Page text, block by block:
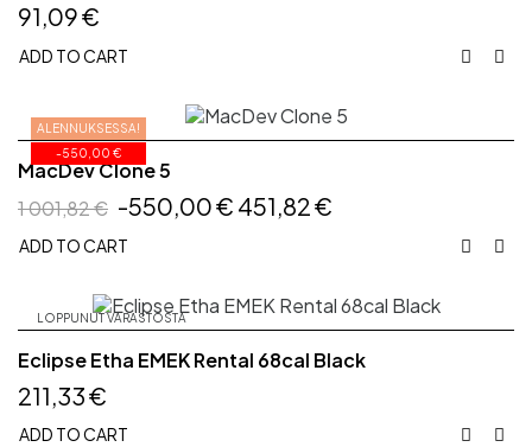
91,09 €
ADD TO CART  
ALENNUKSESSA!
-550,00 €
MacDev Clone 5
1 001,82 € -550,00 € 451,82 €
ADD TO CART  
LOPPUNUT VARASTOSTA
Eclipse Etha EMEK Rental 68cal Black
211,33 €
ADD TO CART  